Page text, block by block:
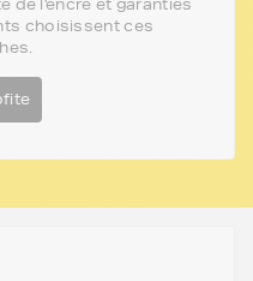
de l'encre et garanties
choisissent ces